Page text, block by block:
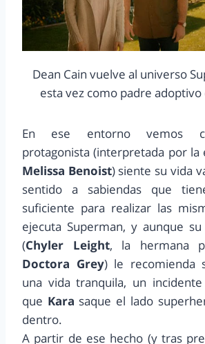
Dean Cain vuelve al universo
esta vez como padre adoptivo
En ese entorno vemos
protagonista (interpretada por la
Melissa Benoist) siente su vida
sentido a sabiendas que
suficiente para realizar las
ejecuta Superman, y aunque
(Chyler Leight, la hermana
Doctora Grey) le recomienda
una vida tranquila, un
que Kara saque el lado
dentro.
A partir de ese hecho (y tras